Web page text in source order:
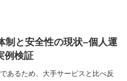
制と安全性の現状–個人運
例検証
あるため、大手サービスと比べ反